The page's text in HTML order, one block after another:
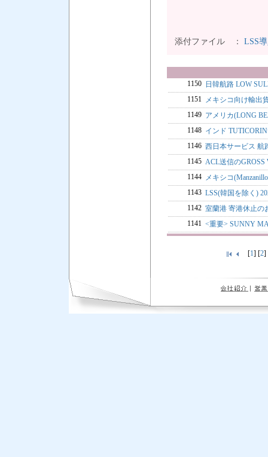
添付ファイル ： LSS
1150
日韓航路 LOW
1151
メキシコ向け輸出
1149 アメリカ(LONG
1148 インド
1146 西日本サービス 航
1145 ACL送信の
1144
メキシコ
1143 LSS(韓国を除く)
1142 室蘭港 寄港休止の
1141 <重要> SUNNY
[1] [2]